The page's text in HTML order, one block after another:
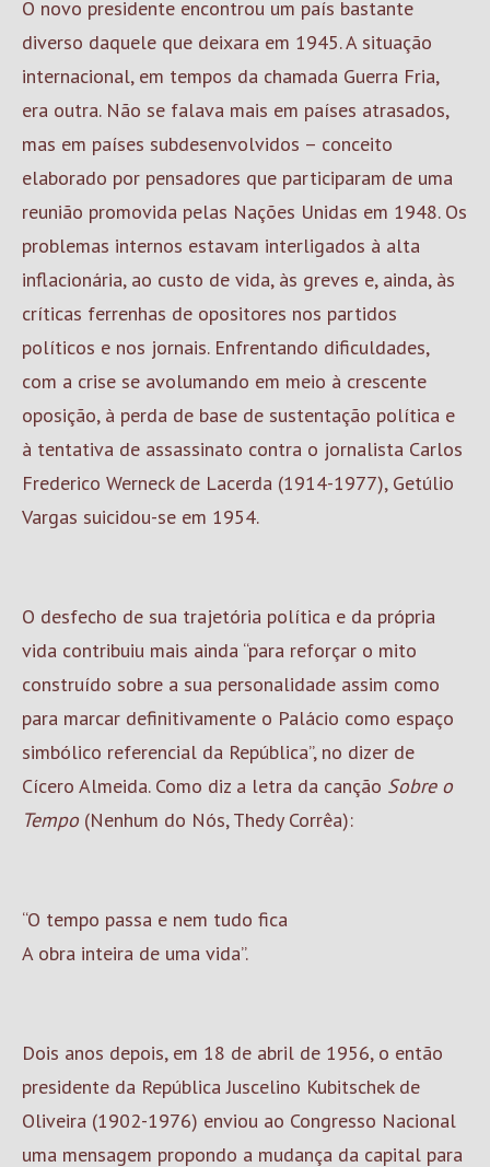
O novo presidente encontrou um país bastante
diverso daquele que deixara em 1945. A situação
internacional, em tempos da chamada Guerra Fria,
era outra. Não se falava mais em países atrasados,
mas em países subdesenvolvidos – conceito
elaborado por pensadores que participaram de uma
reunião promovida pelas Nações Unidas em 1948. Os
problemas internos estavam interligados à alta
inflacionária, ao custo de vida, às greves e, ainda, às
críticas ferrenhas de opositores nos partidos
políticos e nos jornais. Enfrentando dificuldades,
com a crise se avolumando em meio à crescente
oposição, à perda de base de sustentação política e
à tentativa de assassinato contra o jornalista Carlos
Frederico Werneck de Lacerda (1914-1977), Getúlio
Vargas suicidou-se em 1954.
O desfecho de sua trajetória política e da própria
vida contribuiu mais ainda “para reforçar o mito
construído sobre a sua personalidade assim como
para marcar definitivamente o Palácio como espaço
simbólico referencial da República”, no dizer de
Cícero Almeida. Como diz a letra da canção Sobre o
Tempo (Nenhum do Nós, Thedy Corrêa):
“O tempo passa e nem tudo fica
A obra inteira de uma vida”.
Dois anos depois, em 18 de abril de 1956, o então
presidente da República Juscelino Kubitschek de
Oliveira (1902-1976) enviou ao Congresso Nacional
uma mensagem propondo a mudança da capital para